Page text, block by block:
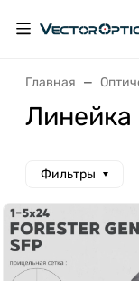
Главная
Линейка
Фильтры